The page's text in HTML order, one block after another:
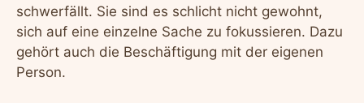
schwerfällt. Sie sind es schlicht nicht gewohnt,
sich auf eine einzelne Sache zu fokussieren. Dazu
gehört auch die Beschäftigung mit der eigenen
Person.